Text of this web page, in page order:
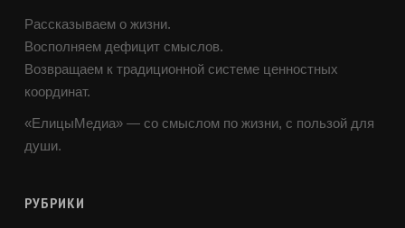
Рассказываем о жизни.
Восполняем дефицит смыслов.
Возвращаем к традиционной системе ценностных
координат.
«ЕлицыМедиа» — со смыслом по жизни, с пользой для
души.
РУБРИКИ